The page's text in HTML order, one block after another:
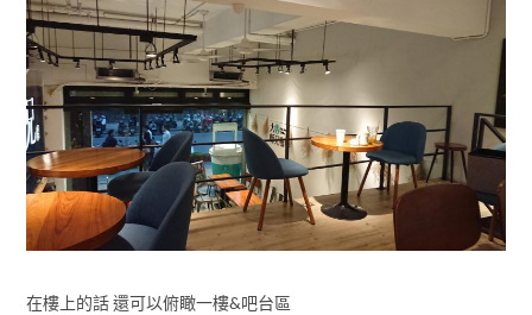
在樓上的話 還可以俯瞰一樓&吧台區